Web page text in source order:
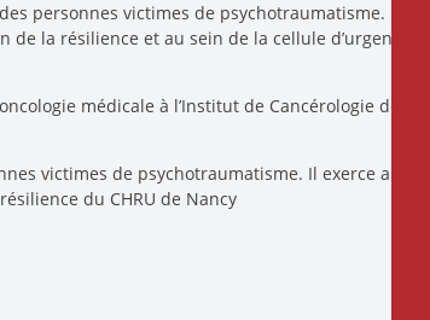
personnes victimes de psychotraumatisme. Elle
la résilience et au sein de la cellule d’urgence
médicale à l’Institut de Cancérologie de
victimes de psychotraumatisme. Il exerce au sein
du CHRU de Nancy